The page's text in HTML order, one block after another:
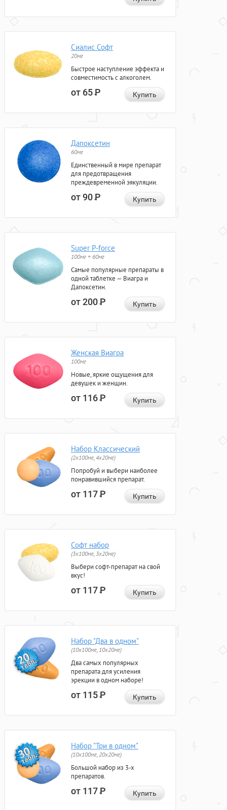
Сиалис Софт
20мг
Быстрое наступление эффекта и
совместимость с алкоголем.
от 65Р Купить
Дапоксетин
60мг
Единственный в мире препарат
для предотвращения
преждевременной эякуляции.
от 90Р Купить
Super P-force
100мг + 60мг
Самые популярные препараты в
одной таблетке — Виагра и
Дапоксетин.
от 200Р Купить
Женская Виагра
100мг
Новые, яркие ощущения для
девушек и женщин.
от 116Р Купить
Набор Классический
(2x100мг, 4x20мг)
Попробуй и выбери наиболее
понравившийся препарат.
от 117Р Купить
Софт набор
(3x100мг, 3x20мг)
Выбери софт-препарат на свой
вкус!
от 117Р Купить
Набор "Два в одном"
(10x100мг, 10x20мг)
Два самых популярных
препарата для усиления
эрекции в одном наборе!
от 115Р Купить
Набор "Три в одном"
(10x100мг, 20x20мг)
Большой набор из 3-х
препаратов.
от 117Р Купить